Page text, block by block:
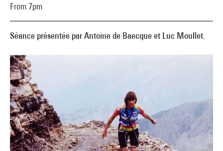
Séance présentée par Antoine de Baecque et Luc Moullet.
From 7pm